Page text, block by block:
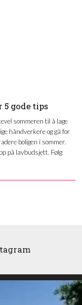
5 gode tips
sommeren til å lage
håndverkere og gå for
boligen i sommer.
på lavbudsjett. Følg